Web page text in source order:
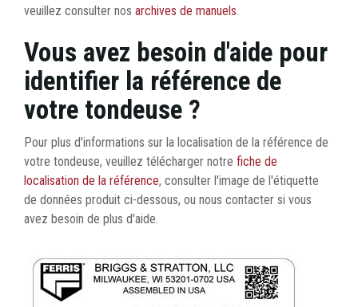
veuillez consulter nos archives de manuels.
Vous avez besoin d'aide pour
identifier la référence de
votre tondeuse ?
Pour plus d'informations sur la localisation de la référence de
votre tondeuse, veuillez télécharger notre fiche de
localisation de la référence, consulter l'image de l'étiquette
de données produit ci-dessous, ou nous contacter si vous
avez besoin de plus d'aide.